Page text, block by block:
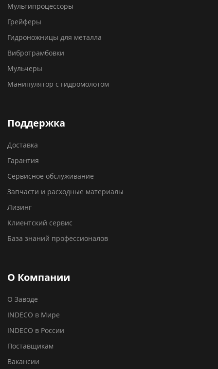
Мультипроцессоры
Грейферы
Гидроножницы для металла
Вибротрамбовки
Мульчеры
Манипулятор с гидромолотом
Поддержка
Доставка
Гарантия
Сервисное обслуживание
Запчасти и расходные материалы
Лизинг
Клиентский сервис
База знаний профессионалов
О Компании
О Заводе
INDECO в Мире
INDECO в России
Поставщикам
Вакансии